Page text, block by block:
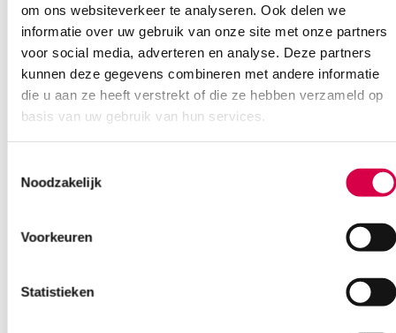
om ons websiteverkeer te analyseren. Ook delen we
informatie over uw gebruik van onze site met onze partners
voor social media, adverteren en analyse. Deze partners
kunnen deze gegevens combineren met andere informatie
die u aan ze heeft verstrekt of die ze hebben verzameld op
basis van uw gebruik van hun services.
Noodzakelijk
Voorkeuren
Statistieken